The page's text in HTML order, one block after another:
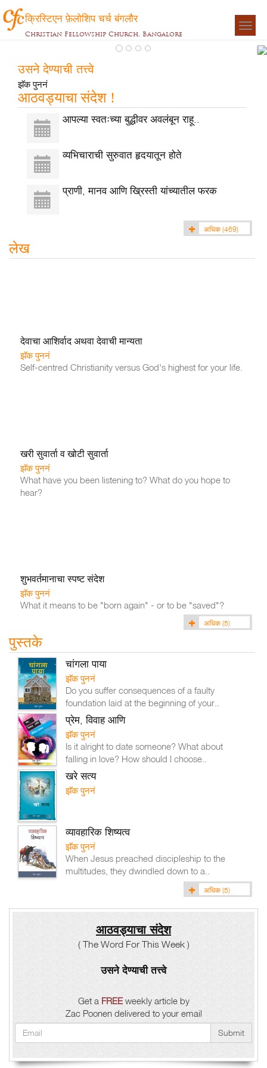
क्रिस्टिएन फ़ेलोशिप चर्च बंगलौर
Christian Fellowship Church, Bangalore
उसने देण्याची तत्त्वे
झॅक पुननं
आठवड्याचा संदेश !
आपल्या स्वतःच्या बुद्धीवर अवलंबून राहू..
व्यभिचाराची सुरुवात हृदयातून होते
प्राणी, मानव आणि ख्रिस्ती यांच्यातील फरक
अधिक (469)
लेख
देवाचा आशिर्वाद अथवा देवाची मान्यता
झॅक पुननं
Self-centred Christianity versus God's highest for your life.
खरी सुवार्ता व खोटी सुवार्ता
झॅक पुननं
What have you been listening to? What do you hope to
hear?
शुभवर्तमानाचा स्पष्ट संदेश
झॅक पुननं
What it means to be "born again" - or to be "saved"?
अधिक (5)
पुस्तके
चांगला पाया
झॅक पुननं
Do you suffer consequences of a faulty
foundation laid at the beginning of your..
प्रेम, विवाह आणि
झॅक पुननं
Is it alright to date someone? What about
falling in love? How should I choose..
खरे सत्य
झॅक पुननं
व्यावहारिक शिष्यत्व
झॅक पुननं
When Jesus preached discipleship to the
multitudes, they dwindled down to a..
अधिक (5)
आठवड्याचा संदेश
( The Word For This Week )
उसने देण्याची तत्त्वे
Get a FREEweekly article by
Zac Poonen delivered to your email
Submit